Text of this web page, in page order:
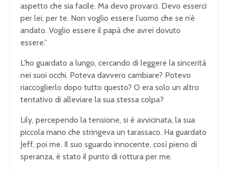
aspetto che sia facile. Ma devo provarci. Devo esserci
per lei, per te. Non voglio essere l’uomo che se n’è
andato. Voglio essere il papà che avrei dovuto
essere.”
L’ho guardato a lungo, cercando di leggere la sincerità
nei suoi occhi. Poteva davvero cambiare? Potevo
riaccoglierlo dopo tutto questo? O era solo un altro
tentativo di alleviare la sua stessa colpa?
Lily, percependo la tensione, si è avvicinata, la sua
piccola mano che stringeva un tarassaco. Ha guardato
Jeff, poi me. Il suo sguardo innocente, così pieno di
speranza, è stato il punto di rottura per me.